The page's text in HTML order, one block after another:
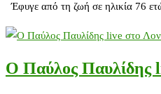
Έφυγε από τη ζωή σε ηλικία 76
O Παύλος Παυλίδης